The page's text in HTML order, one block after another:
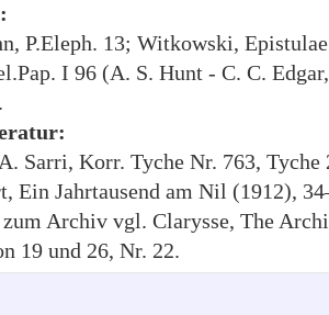
P.Eleph. 13; Witkowski,
I 96 (A. S. Hunt - C. C.
Sarri, Korr. Tyche Nr. 763, Tyche
Ein Jahrtausend am Nil (1912),
Archiv vgl. Clarysse, The
19 und 26, Nr. 22.